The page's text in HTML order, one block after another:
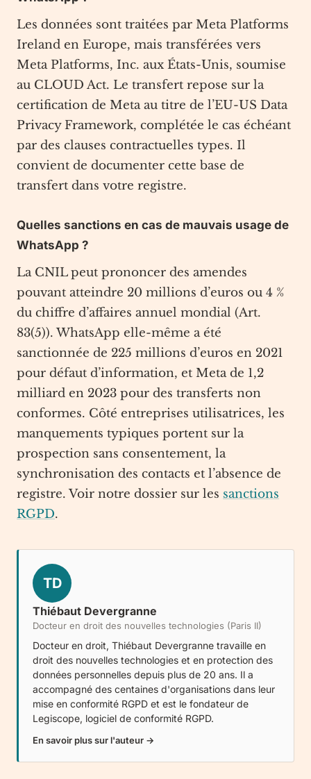
Les données sont traitées par Meta Platforms
Ireland en Europe, mais transférées vers
Meta Platforms, Inc. aux États-Unis, soumise
au CLOUD Act. Le transfert repose sur la
certification de Meta au titre de l’EU-US Data
Privacy Framework, complétée le cas échéant
par des clauses contractuelles types. Il
convient de documenter cette base de
transfert dans votre registre.
Quelles sanctions en cas de mauvais usage de
WhatsApp ?
La CNIL peut prononcer des amendes
pouvant atteindre 20 millions d’euros ou 4 %
du chiffre d’affaires annuel mondial (Art.
83(5)). WhatsApp elle-même a été
sanctionnée de 225 millions d’euros en 2021
pour défaut d’information, et Meta de 1,2
milliard en 2023 pour des transferts non
conformes. Côté entreprises utilisatrices, les
manquements typiques portent sur la
prospection sans consentement, la
synchronisation des contacts et l’absence de
registre. Voir notre dossier sur les sanctions
RGPD.
TD
Thiébaut Devergranne
Docteur en droit des nouvelles technologies (Paris II)
Docteur en droit, Thiébaut Devergranne travaille en
droit des nouvelles technologies et en protection des
données personnelles depuis plus de 20 ans. Il a
accompagné des centaines d'organisations dans leur
mise en conformité RGPD et est le fondateur de
Legiscope, logiciel de conformité RGPD.
En savoir plus sur l'auteur →